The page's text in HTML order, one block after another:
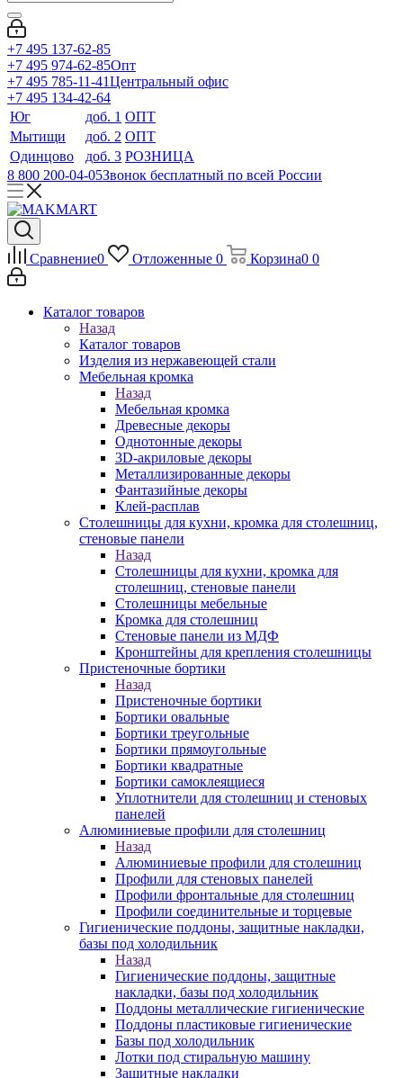
+7 495 137-62-85
+7 495 974-62-85Опт
+7 495 785-11-41Центральный офис
+7 495 134-42-64
Юг
доб. 1 ОПТ
Мытищи
доб. 2 ОПТ
Одинцово
доб. 3 РОЗНИЦА
8 800 200-04-05Звонок бесплатный по всей России
Сравнение0 Отложенные 0 Корзина0 0
Каталог товаров
Назад
Каталог товаров
Изделия из нержавеющей стали
Мебельная кромка
Назад
Мебельная кромка
Древесные декоры
Однотонные декоры
3D-акриловые декоры
Металлизированные декоры
Фантазийные декоры
Клей-расплав
Столешницы для кухни, кромка для столешниц,
стеновые панели
Назад
Столешницы для кухни, кромка для
столешниц, стеновые панели
Столешницы мебельные
Кромка для столешниц
Стеновые панели из МДФ
Кронштейны для крепления столешницы
Пристеночные бортики
Назад
Пристеночные бортики
Бортики овальные
Бортики треугольные
Бортики прямоугольные
Бортики квадратные
Бортики самоклеящиеся
Уплотнители для столешниц и стеновых
панелей
Алюминиевые профили для столешниц
Назад
Алюминиевые профили для столешниц
Профили для стеновых панелей
Профили фронтальные для столешниц
Профили соединительные и торцевые
Гигиенические поддоны, защитные накладки,
базы под холодильник
Назад
Гигиенические поддоны, защитные
накладки, базы под холодильник
Поддоны металлические гигиенические
Поддоны пластиковые гигиенические
Базы под холодильник
Лотки под стиральную машину
Защитные накладки